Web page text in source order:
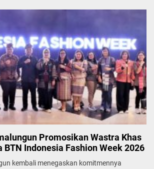
Promosikan Wastra Khas
BTN Indonesia Fashion Week 2026
kembali menegaskan komitmennya